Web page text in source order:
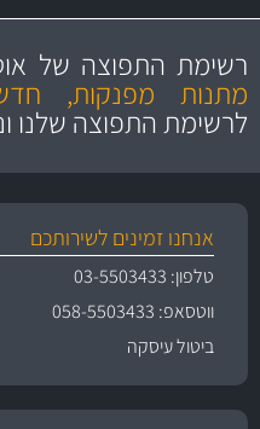
מקצועיות
ושירות מצויין
רשימת התפוצה של
מתנות מפנקות,
לרשימת התפוצה שלנו
אנחנו זמינים לשירותכם
טלפון: 03-5503433
ווטסאפ: 058-5503433
ביטול עיסקה